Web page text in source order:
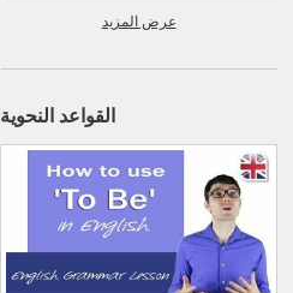
عرض المزيد
القواعد النحوية